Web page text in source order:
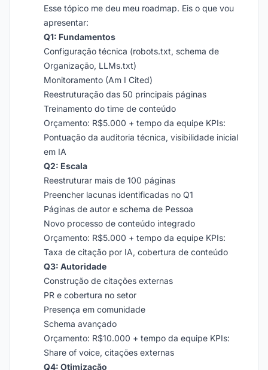
Esse tópico me deu meu roadmap. Eis o que vou
apresentar:
Q1: Fundamentos
Configuração técnica (robots.txt, schema de
Organização, LLMs.txt)
Monitoramento (Am I Cited)
Reestruturação das 50 principais páginas
Treinamento do time de conteúdo
Orçamento: R$5.000 + tempo da equipe KPIs:
Pontuação da auditoria técnica, visibilidade inicial
em IA
Q2: Escala
Reestruturar mais de 100 páginas
Preencher lacunas identificadas no Q1
Páginas de autor e schema de Pessoa
Novo processo de conteúdo integrado
Orçamento: R$5.000 + tempo da equipe KPIs:
Taxa de citação por IA, cobertura de conteúdo
Q3: Autoridade
Construção de citações externas
PR e cobertura no setor
Presença em comunidade
Schema avançado
Orçamento: R$10.000 + tempo da equipe KPIs:
Share of voice, citações externas
Q4: Otimização